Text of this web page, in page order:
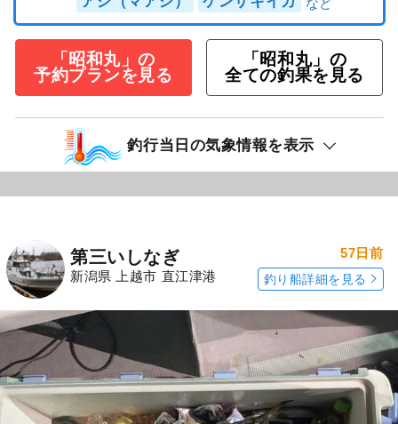
「昭和丸」の
予約プランを見る
「昭和丸」の
全ての釣果を見る
釣行当日の気象情報を表示
第三いしなぎ
新潟県 上越市 直江津港
57日前
釣り船詳細を見る